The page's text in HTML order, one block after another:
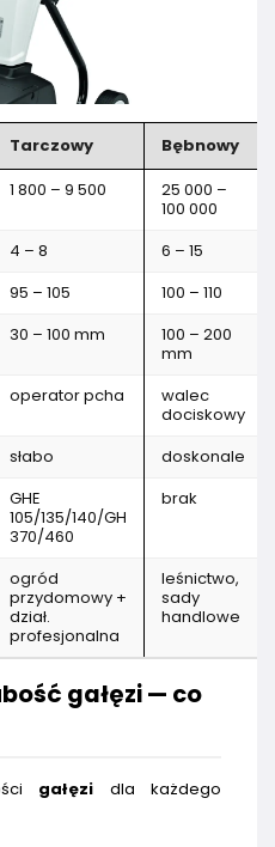
Tarczowy
Bębnowy
1 800 – 9 500
25 000 –
100 000
4 – 8
6 – 15
95 – 105
100 – 110
30 – 100 mm
100 – 200
mm
operator pcha
walec
dociskowy
słabo
doskonale
GHE
105/135/140/GH
370/460
brak
ogród
przydomowy +
dział.
profesjonalna
leśnictwo,
sady
handlowe
gałęzi — co
gałęzi dla każdego